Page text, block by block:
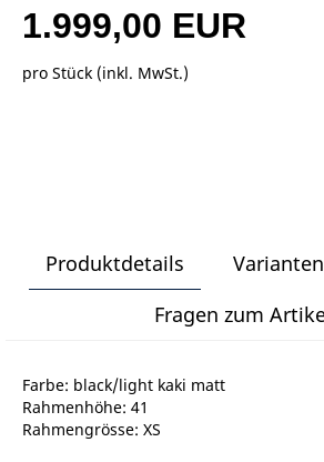
1.999,00 EUR
pro Stück (inkl. MwSt.)
Produktdetails
Fragen zum
Farbe: black/light kaki matt
Rahmenhöhe: 41
Rahmengrösse: XS